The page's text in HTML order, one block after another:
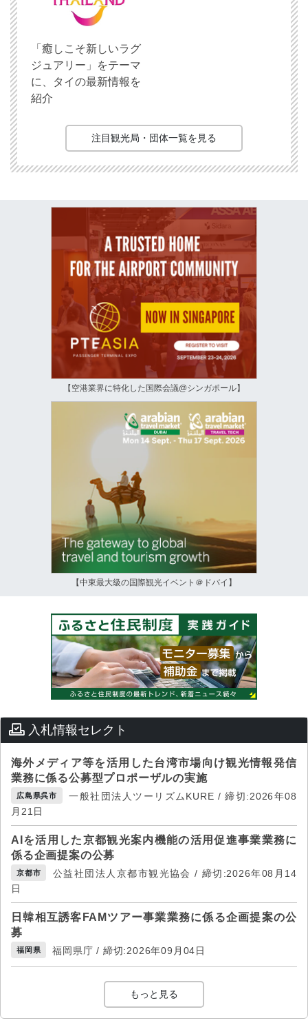
「癒しこそ新しいラグ
ジュアリー」をテーマ
に、タイの最新情報を
紹介
注目観光局・団体一覧を見る
【空港業界に特化した国際会議@シンガポール】
【中東最大級の国際観光イベント＠ドバイ】
入札情報セレクト
海外メディア等を活用した台湾市場向け観光情報発信
業務に係る公募型プロポーザルの実施
広島県呉市
一般社団法人ツーリズムKURE / 締切:2026年08
月21日
AIを活用した京都観光案内機能の活用促進事業業務に
係る企画提案の公募
京都市
公益社団法人京都市観光協会 / 締切:2026年08月14
日
日韓相互誘客FAMツアー事業業務に係る企画提案の公
募
福岡県 福岡県庁 / 締切:2026年09月04日
もっと見る